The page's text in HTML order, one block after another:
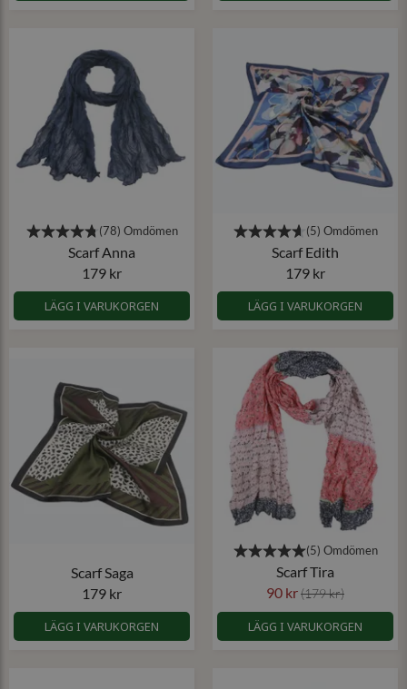
Scarf Anna
179 kr
LÄGG I VARUKORGEN
Scarf Edith
179 kr
LÄGG I VARUKORGEN
Scarf Saga
179 kr
LÄGG I VARUKORGEN
Scarf Tira
90 kr(179 kr)
LÄGG I VARUKORGEN